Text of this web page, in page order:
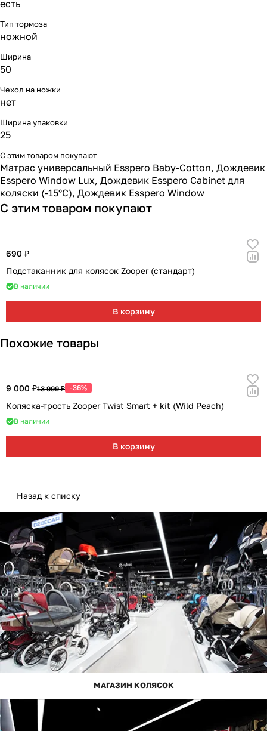
есть
Тип тормоза
ножной
Ширина
50
Чехол на ножки
нет
Ширина упаковки
25
С этим товаром покупают
Матрас универсальный Esspero Baby-Cotton, Дождевик
Esspero Window Lux, Дождевик Esspero Cabinet для
коляски (-15°С), Дождевик Esspero Window
С этим товаром покупают
690 ₽
Подстаканник для колясок Zooper (стандарт)
В наличии
В корзину
Похожие товары
9 000 ₽13 999 ₽ -36%
Коляска-трость Zooper Twist Smart + kit (Wild Peach)
В наличии
В корзину
Назад к списку
МАГАЗИН КОЛЯСОК